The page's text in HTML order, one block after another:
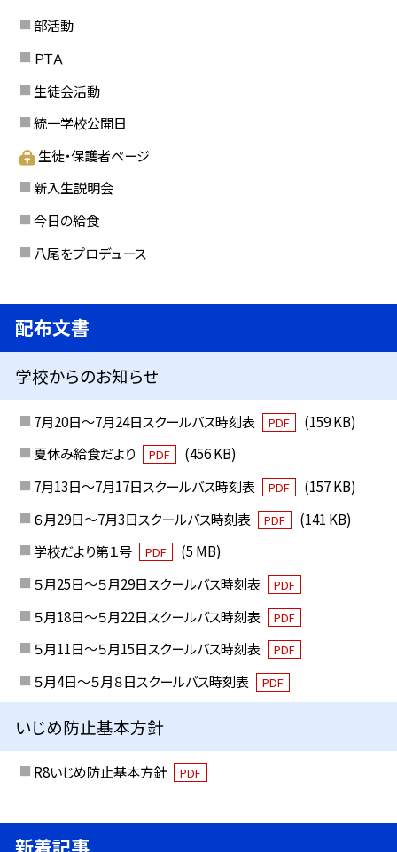
部活動
ＰＴＡ
生徒会活動
統一学校公開日
生徒・保護者ページ
新入生説明会
今日の給食
八尾をプロデュース
配布文書
学校からのお知らせ
7月20日～7月24日スクールバス時刻表 PDF
(159 KB)
夏休み給食だより
PDF
(456 KB)
7月13日～7月17日スクールバス時刻表
PDF
(157 KB)
６月29日～7月3日スクールバス時刻表
PDF
(141 KB)
学校だより第１号
PDF
(5 MB)
５月25日～５月29日スクールバス時刻表
PDF
５月18日～５月22日スクールバス時刻表 PDF
５月11日～５月15日スクールバス時刻表 PDF
５月4日～５月８日スクールバス時刻表 PDF
いじめ防止基本方針
R8いじめ防止基本方針 PDF
新着記事